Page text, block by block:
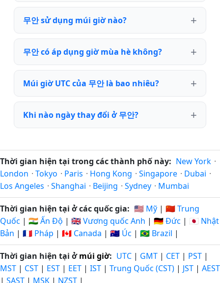
무안 sử dụng múi giờ nào?
무안 có áp dụng giờ mùa hè không?
Múi giờ UTC của 무안 là bao nhiêu?
Khi nào ngày thay đổi ở 무안?
Thời gian hiện tại trong các thành phố này: New York ·
London · Tokyo · Paris · Hong Kong · Singapore · Dubai ·
Los Angeles · Shanghai · Beijing · Sydney · Mumbai
Thời gian hiện tại ở các quốc gia: 🇺🇸 Mỹ | 🇨🇳 Trung
Quốc | 🇮🇳 Ấn Độ | 🇬🇧 Vương quốc Anh | 🇩🇪 Đức | 🇯🇵 Nhật
Bản | 🇫🇷 Pháp | 🇨🇦 Canada | 🇦🇺 Úc | 🇧🇷 Brazil |
Thời gian hiện tại ởmúi giờ: UTC | GMT | CET | PST |
MST | CST | EST | EET | IST | Trung Quốc (CST) | JST | AEST
| SAST | MSK | NZST |